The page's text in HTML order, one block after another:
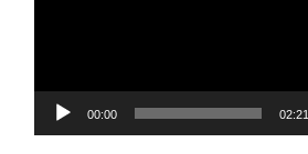
00:00 02:21